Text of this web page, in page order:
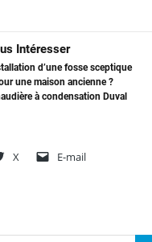
Intéresser
d’une fosse sceptique
une maison ancienne ?
à condensation Duval
X E-mail